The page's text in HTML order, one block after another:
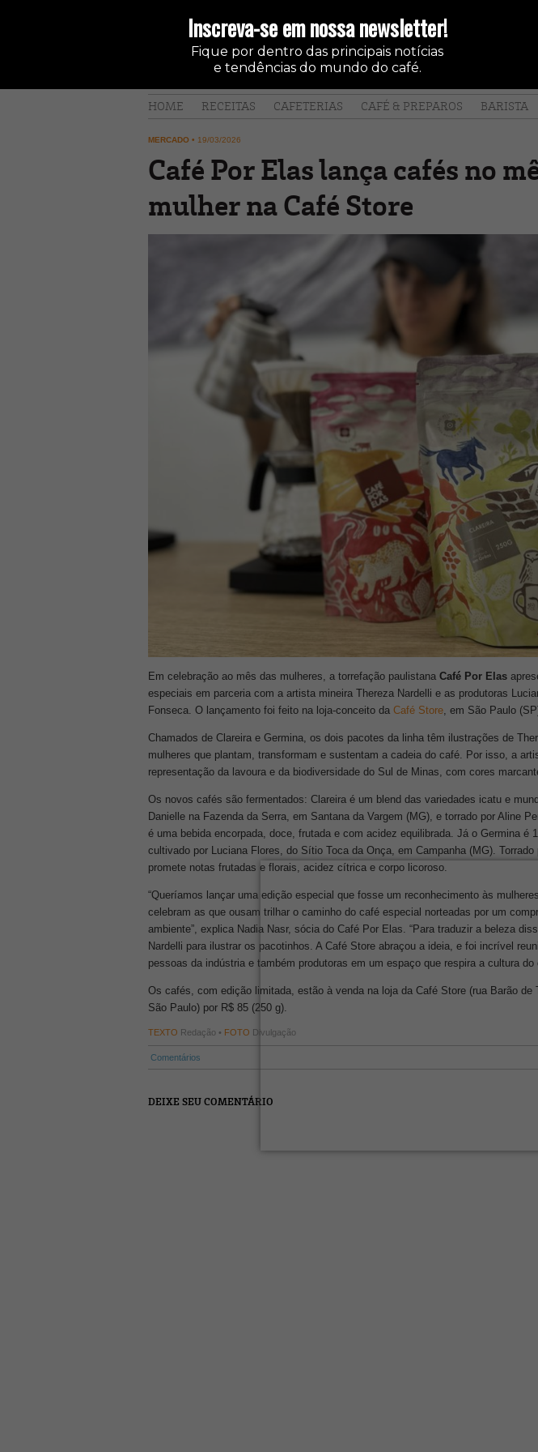
Inscreva-se em nossa newsletter!
Fique por dentro das principais notícias
e tendências do mundo do café.
HOME RECEITAS CAFETERIAS CAFÉ & PREPAROS BARISTA
MERCADO • 19/03/2026
Café Por Elas lança cafés no
mulher na Café Store
Em celebração ao mês das mulheres, a torrefação paulistana Café Por Elas
especiais em parceria com a artista mineira Thereza Nardelli e as produtoras
Fonseca. O lançamento foi feito na loja-conceito da Café Store , em São Paulo
Chamados de Clareira e Germina, os dois pacotes da linha têm ilustrações de
mulheres que plantam, transformam e sustentam a cadeia do café. Por isso, a
representação da lavoura e da biodiversidade do Sul de Minas, com cores
Os novos cafés são fermentados: Clareira é um blend das variedades icatu e
Danielle na Fazenda da Serra, em Santana da Vargem (MG), e torrado por Aline
é uma bebida encorpada, doce, frutada e com acidez equilibrada. Já o Germina é
cultivado por Luciana Flores, do Sítio Toca da Onça, em Campanha (MG). Torrado
promete notas frutadas e florais, acidez cítrica e corpo licoroso.
“Queríamos lançar uma edição especial que fosse um reconhecimento às
celebram as que ousam trilhar o caminho do café especial norteadas por um
ambiente”, explica Nadia Nasr, sócia do Café Por Elas. “Para traduzir a beleza
Nardelli para ilustrar os pacotinhos. A Café Store abraçou a ideia, e foi incrível
pessoas da indústria e também produtoras em um espaço que respira a cultura
Os cafés, com edição limitada, estão à venda na loja da Café Store (rua Barão de
São Paulo) por R$ 85 (250 g).
TEXTO Redação • FOTO Divulgação
Comentários
DEIXE SEU COMENTÁRIO